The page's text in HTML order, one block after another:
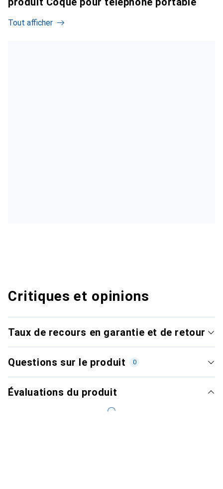
Tout afficher
Critiques et opinions
Taux de recours en garantie et de retour
Questions sur le produit 0
Évaluations du produit